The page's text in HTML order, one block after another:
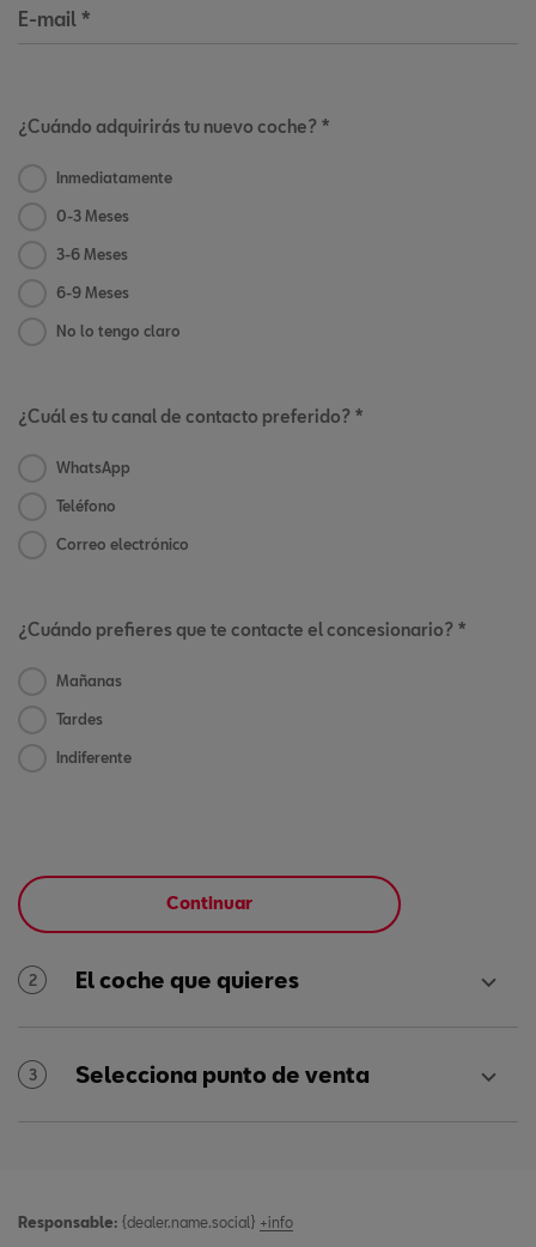
E-mail *
¿Cuándo adquirirás tu nuevo coche? *
Inmediatamente
0-3 Meses
3-6 Meses
6-9 Meses
No lo tengo claro
¿Cuál es tu canal de contacto preferido? *
WhatsApp
Teléfono
Correo electrónico
¿Cuándo prefieres que te contacte el concesionario? *
Mañanas
Tardes
Indiferente
Continuar
2 El coche que quieres
3 Selecciona punto de venta
Responsable: {dealer.name.social} +info